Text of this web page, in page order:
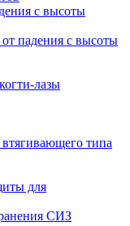
с высоты
падения с высоты
лазы
типа
для
СИЗ